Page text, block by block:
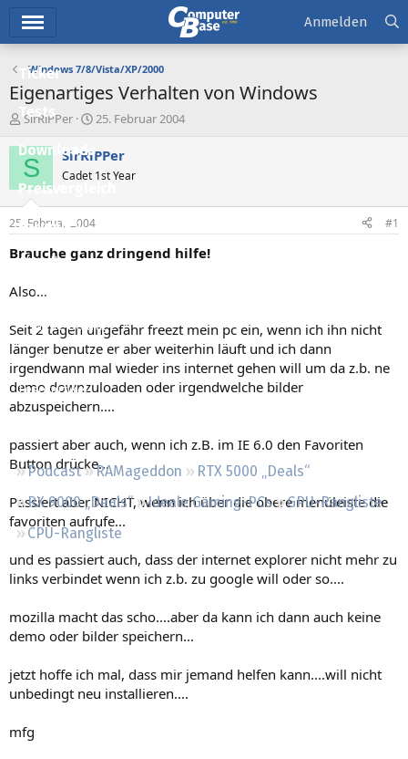
Ticker
Tests
Downloads
Preisvergleich
Forum
Aktuelles
Empfohlene Inhalte
Neue Beiträge
Neueste Aktivitäten
Leserartikel
Podcast RAMageddon
RTX 5000 „Deals“
RX 9000 „Deals“
Ideale Gaming-PCs
GPU-Rangliste
CPU-Rangliste
Anmelden
Windows 7/8/Vista/XP/2000
Eigenartiges Verhalten von Windows
E
s
t
e
e
r
SirRiPPer
E
s
e
t
a
25. Februar 2004
S SirRiPPer
Cadet 1st Year
25. Februar 2004 #1
Brauche ganz dringend hilfe!
Also...
Seit 2 tagen ungefähr freezt mein pc ein, wenn ich ihn nicht
länger benutze er aber weiterhin läuft und ich dann
irgendwann mal wieder ins internet gehen will um da z.b. ne
demo downzuloaden oder irgendwelche bilder
abzuspeichern....
passiert aber auch, wenn ich z.B. im IE 6.0 den Favoriten
Button drücke...
Passiert aber NICHT, wenn ich über die obere menüleiste die
favoriten aufrufe...
und es passiert auch, dass der internet explorer nicht mehr zu
links verbindet wenn ich z.b. zu google will oder so....
mozilla macht das scho....aber da kann ich dann auch keine
demo oder bilder speichern...
jetzt hoffe ich mal, dass mir jemand helfen kann....will nicht
unbedingt neu installieren....
mfg